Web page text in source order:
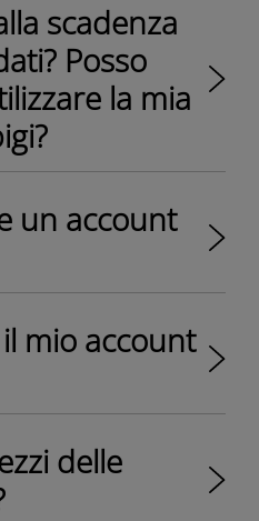
scadenza
Posso
la mia
un account
mio account
delle